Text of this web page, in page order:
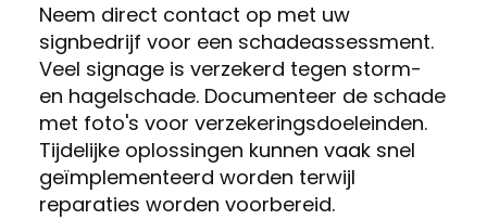
Neem direct contact op met uw
signbedrijf voor een schadeassessment.
Veel signage is verzekerd tegen storm-
en hagelschade. Documenteer de schade
met foto's voor verzekeringsdoeleinden.
Tijdelijke oplossingen kunnen vaak snel
geïmplementeerd worden terwijl
reparaties worden voorbereid.